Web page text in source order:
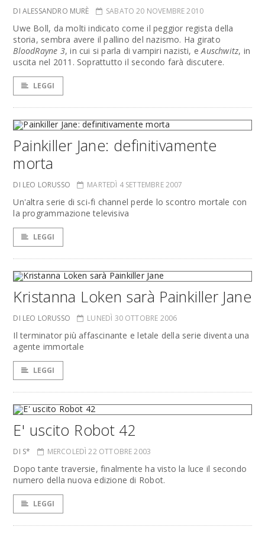
DI ALESSANDRO MURÈ SABATO 20 NOVEMBRE 2010
Uwe Boll, da molti indicato come il peggior regista della
storia, sembra avere il pallino del nazismo. Ha girato
BloodRayne 3, in cui si parla di vampiri nazisti, eAuschwitz, in
uscita nel 2011. Soprattutto il secondo farà discutere.
LEGGI
Painkiller Jane: definitivamente
morta
DI LEO LORUSSO MARTEDÌ 4 SETTEMBRE 2007
Un'altra serie di sci-fi channel perde lo scontro mortale con
la programmazione televisiva
LEGGI
Kristanna Loken sarà Painkiller Jane
DI LEO LORUSSO LUNEDÌ 30 OTTOBRE 2006
Il terminator più affascinante e letale della serie diventa una
agente immortale
LEGGI
E' uscito Robot 42
DI S* MERCOLEDÌ 22 OTTOBRE 2003
Dopo tante traversie, finalmente ha visto la luce il secondo
numero della nuova edizione di Robot.
LEGGI